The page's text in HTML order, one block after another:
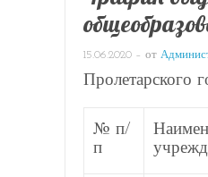
15.06.2020– от
Пролетарского
№ п/
п